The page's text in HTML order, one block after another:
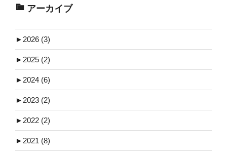
アーカイブ
► 2026 (3)
► 2025 (2)
► 2024 (6)
► 2023 (2)
► 2022 (2)
► 2021 (8)